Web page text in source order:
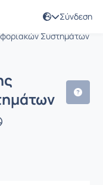
Σύνδεση
Συστημάτων
Απόδοσης